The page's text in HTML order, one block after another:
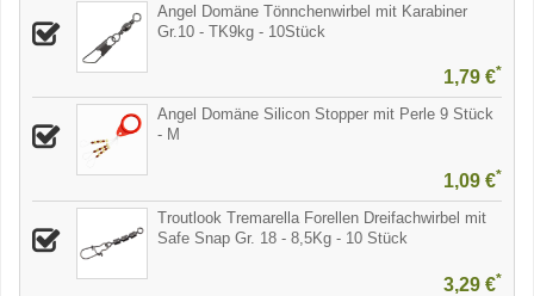
Angel Domäne Tönnchenwirbel mit Karabiner
Gr.10 - TK9kg - 10Stück
1,79 €*
Angel Domäne Silicon Stopper mit Perle 9 Stück
- M
1,09 €*
Troutlook Tremarella Forellen Dreifachwirbel mit
Safe Snap Gr. 18 - 8,5Kg - 10 Stück
3,29 €*